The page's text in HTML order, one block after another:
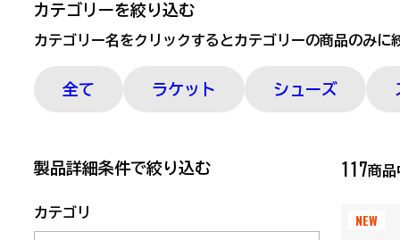
カテゴリーを絞り込む
カテゴリー名をクリックするとカテゴリーの商品のみに
全て ラケット シューズ
製品詳細条件で絞り込む
カテゴリ
117商
NEW